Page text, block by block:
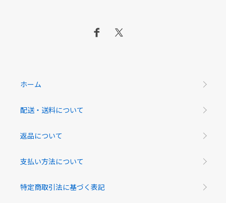
ホーム
配送・送料について
返品について
支払い方法について
特定商取引法に基づく表記